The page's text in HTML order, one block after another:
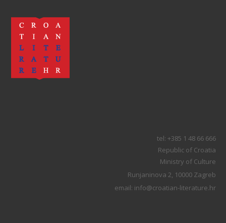
tel: +385 1 48 66 666
Republic of Croatia
Ministry of Culture
Runjaninova 2, 10000 Zagreb
email: info@croatian-literature.hr